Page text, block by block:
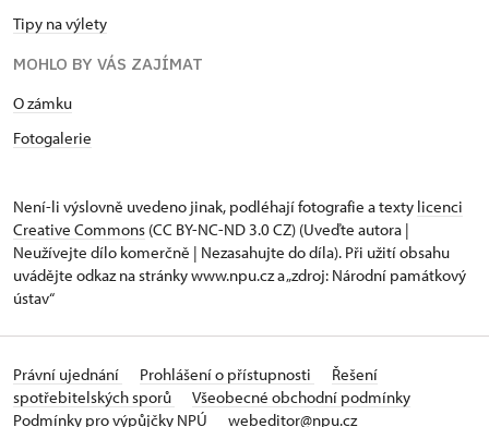
Tipy na výlety
MOHLO BY VÁS ZAJÍMAT
O zámku
Fotogalerie
Není-li výslovně uvedeno jinak, podléhají fotografie a texty licenci
Creative Commons (CC BY-NC-ND 3.0 CZ) (Uveďte autora |
Neužívejte dílo komerčně | Nezasahujte do díla). Při užití obsahu
uvádějte odkaz na stránky www.npu.cz a „zdroj: Národní památkový
ústav“
Právní ujednání Prohlášení o přístupnosti
Řešení
spotřebitelských sporů
Všeobecné obchodní podmínky
Podmínky pro výpůjčky NPÚ
webeditor@npu.cz